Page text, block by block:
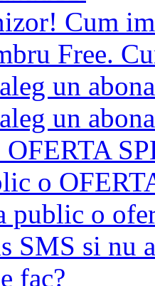
Cum
Free.
un
un
OFERTA
o
public o
SMS si nu
fac?